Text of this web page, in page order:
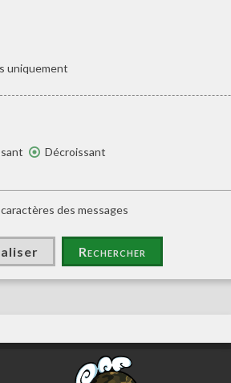
uniquement
Décroissant
des messages